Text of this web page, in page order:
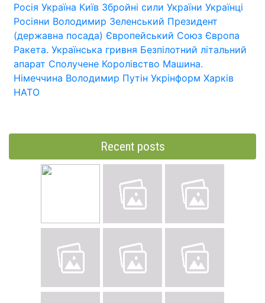
Росія Україна Київ Збройні сили України Українці
Росіяни Володимир Зеленський Президент
(державна посада) Європейський Союз Європа
Ракета. Українська гривня Безпілотний літальний
апарат Сполучене Королівство Машина.
Німеччина Володимир Путін Укрінформ Харків
НАТО
Recent posts